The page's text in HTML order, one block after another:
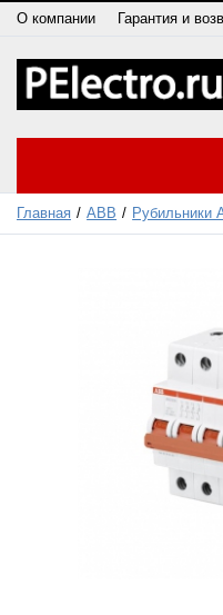
О компании Гарантия и
Главная ABB Рубильники